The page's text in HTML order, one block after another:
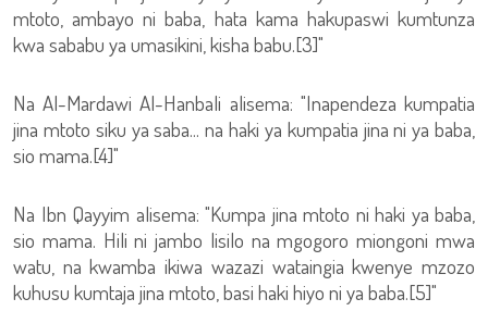
mtoto, ambayo ni baba, hata kama hakupaswi kumtunza
kwa sababu ya umasikini, kisha babu.[3]"
Na Al-Mardawi Al-Hanbali alisema: "Inapendeza kumpatia
jina mtoto siku ya saba... na haki ya kumpatia jina ni ya baba,
sio mama.[4]"
Na Ibn Qayyim alisema: "Kumpa jina mtoto ni haki ya baba,
sio mama. Hili ni jambo lisilo na mgogoro miongoni mwa
watu, na kwamba ikiwa wazazi wataingia kwenye mzozo
kuhusu kumtaja jina mtoto, basi haki hiyo ni ya baba.[5]"